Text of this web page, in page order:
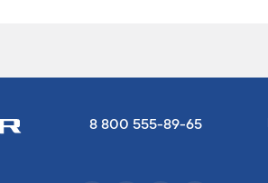
8 800 555-89-65